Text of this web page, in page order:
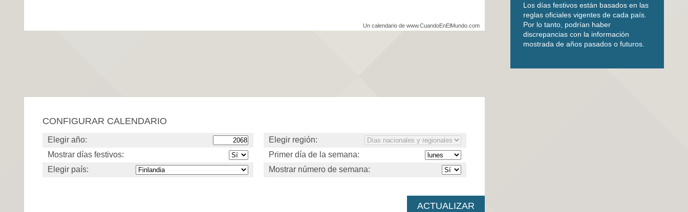
Un calendario de www.CuandoEnElMundo.com
CONFIGURAR CALENDARIO
Elegir año:
Mostrar días festivos:
Elegir país:
Elegir región:
Primer día de la semana:
Mostrar número de semana:
Los días festivos están basados en las
reglas oficiales vigentes de cada país.
Por lo tanto, podrían haber
discrepancias con la información
mostrada de años pasados o futuros.